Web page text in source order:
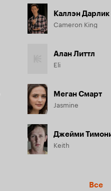
Каллэн Дарлик
Cameron King
Алан Литтл
Eli
Меган Смарт
Jasmine
Джейми
Keith
Все